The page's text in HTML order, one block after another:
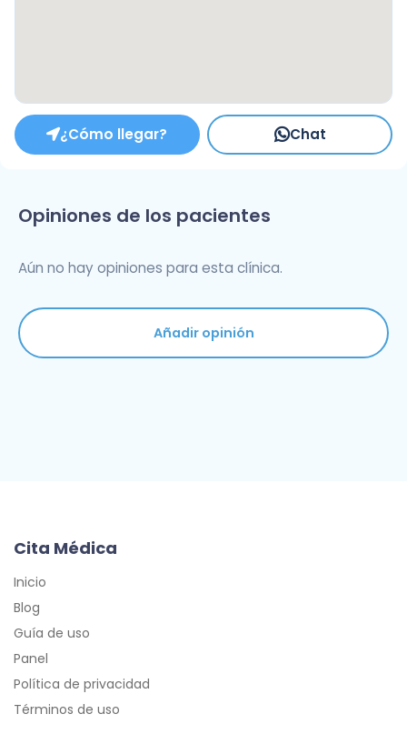
¿Cómo llegar? Chat
Opiniones de los pacientes
Aún no hay opiniones para esta clínica.
Añadir opinión
Cita Médica
Inicio
Blog
Guía de uso
Panel
Política de privacidad
Términos de uso